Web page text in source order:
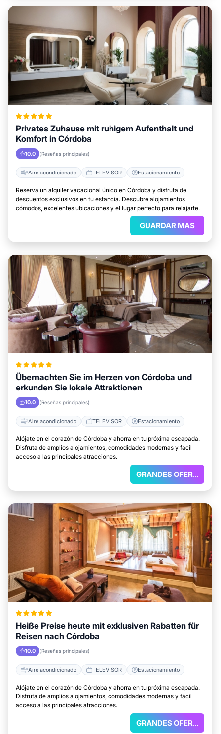
Privates Zuhause mit ruhigem Aufenthalt und
Komfort in Córdoba
10.0 (Reseñas principales)
Aire acondicionado TELEVISOR Estacionamiento
Reserva un alquiler vacacional único en Córdoba y disfruta de
descuentos exclusivos en tu estancia. Descubre alojamientos
cómodos, excelentes ubicaciones y el lugar perfecto para relajarte.
GUARDAR MAS
Übernachten Sie im Herzen von Córdoba und
erkunden Sie lokale Attraktionen
10.0 (Reseñas principales)
Aire acondicionado TELEVISOR Estacionamiento
Alójate en el corazón de Córdoba y ahorra en tu próxima escapada.
Disfruta de amplios alojamientos, comodidades modernas y fácil
acceso a las principales atracciones.
GRANDES OFERTAS
Heiße Preise heute mit exklusiven Rabatten für
Reisen nach Córdoba
10.0 (Reseñas principales)
Aire acondicionado TELEVISOR Estacionamiento
Alójate en el corazón de Córdoba y ahorra en tu próxima escapada.
Disfruta de amplios alojamientos, comodidades modernas y fácil
acceso a las principales atracciones.
GRANDES OFERTAS